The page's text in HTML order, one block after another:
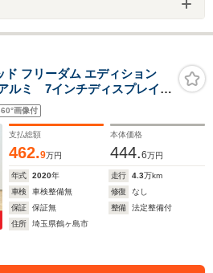
フリーダム エディション
ルミ 7インチディスプレイオ
トップ アルパインオーデ
ライト バンパーライナー
イヤ フルサイズスペアタイ
画像付
支払総額
462.9万円
本体価格
444.6万円
年式 2020年 走行 4.3万km
車検
車検整備無 修復
なし
保証
保証無 整備
法定整備付
住所
埼玉県鶴ヶ島市